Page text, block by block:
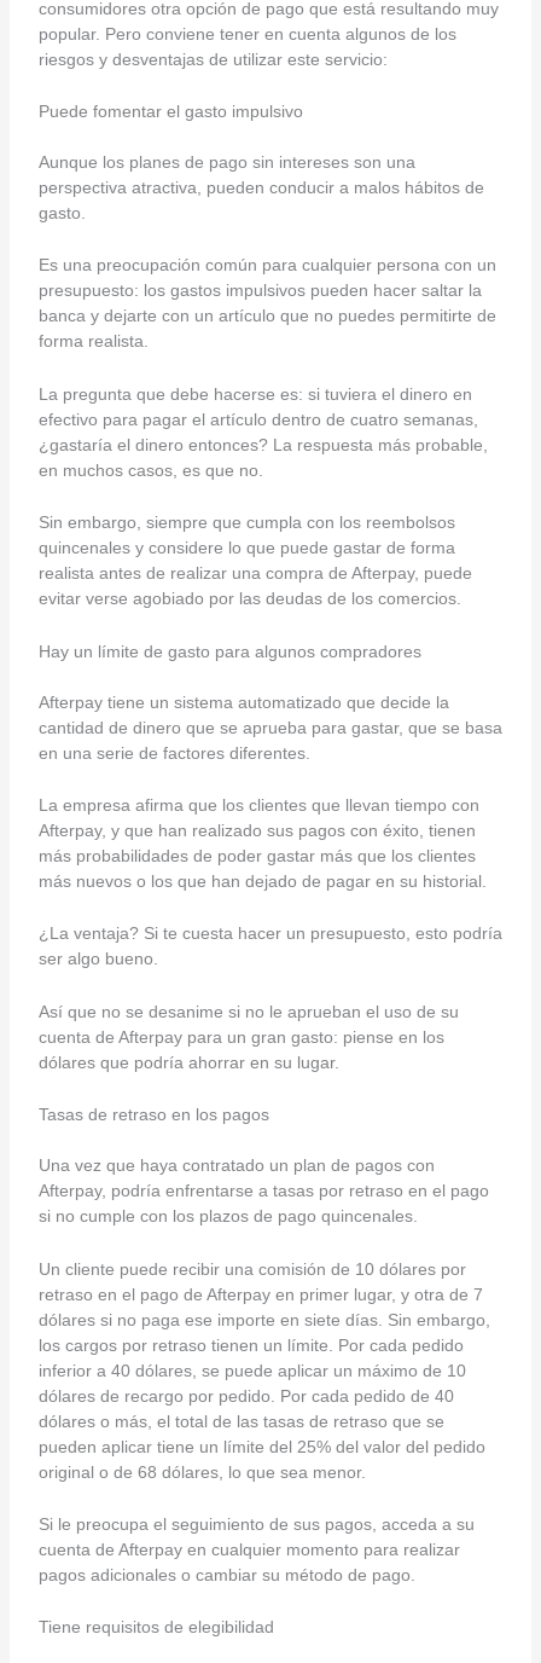
consumidores otra opción de pago que está resultando muy
popular. Pero conviene tener en cuenta algunos de los
riesgos y desventajas de utilizar este servicio:
Puede fomentar el gasto impulsivo
Aunque los planes de pago sin intereses son una
perspectiva atractiva, pueden conducir a malos hábitos de
gasto.
Es una preocupación común para cualquier persona con un
presupuesto: los gastos impulsivos pueden hacer saltar la
banca y dejarte con un artículo que no puedes permitirte de
forma realista.
La pregunta que debe hacerse es: si tuviera el dinero en
efectivo para pagar el artículo dentro de cuatro semanas,
¿gastaría el dinero entonces? La respuesta más probable,
en muchos casos, es que no.
Sin embargo, siempre que cumpla con los reembolsos
quincenales y considere lo que puede gastar de forma
realista antes de realizar una compra de Afterpay, puede
evitar verse agobiado por las deudas de los comercios.
Hay un límite de gasto para algunos compradores
Afterpay tiene un sistema automatizado que decide la
cantidad de dinero que se aprueba para gastar, que se basa
en una serie de factores diferentes.
La empresa afirma que los clientes que llevan tiempo con
Afterpay, y que han realizado sus pagos con éxito, tienen
más probabilidades de poder gastar más que los clientes
más nuevos o los que han dejado de pagar en su historial.
¿La ventaja? Si te cuesta hacer un presupuesto, esto podría
ser algo bueno.
Así que no se desanime si no le aprueban el uso de su
cuenta de Afterpay para un gran gasto: piense en los
dólares que podría ahorrar en su lugar.
Tasas de retraso en los pagos
Una vez que haya contratado un plan de pagos con
Afterpay, podría enfrentarse a tasas por retraso en el pago
si no cumple con los plazos de pago quincenales.
Un cliente puede recibir una comisión de 10 dólares por
retraso en el pago de Afterpay en primer lugar, y otra de 7
dólares si no paga ese importe en siete días. Sin embargo,
los cargos por retraso tienen un límite. Por cada pedido
inferior a 40 dólares, se puede aplicar un máximo de 10
dólares de recargo por pedido. Por cada pedido de 40
dólares o más, el total de las tasas de retraso que se
pueden aplicar tiene un límite del 25% del valor del pedido
original o de 68 dólares, lo que sea menor.
Si le preocupa el seguimiento de sus pagos, acceda a su
cuenta de Afterpay en cualquier momento para realizar
pagos adicionales o cambiar su método de pago.
Tiene requisitos de elegibilidad